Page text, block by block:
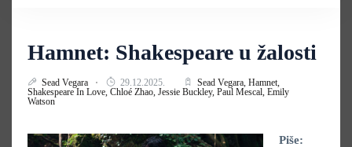
Hamnet: Shakespeare u žalosti
Sead Vegara 29.12.2025. Sead Vegara, Hamnet,
Shakespeare In Love, Chloé Zhao, Jessie Buckley, Paul Mescal, Emily
Watson
Piše: